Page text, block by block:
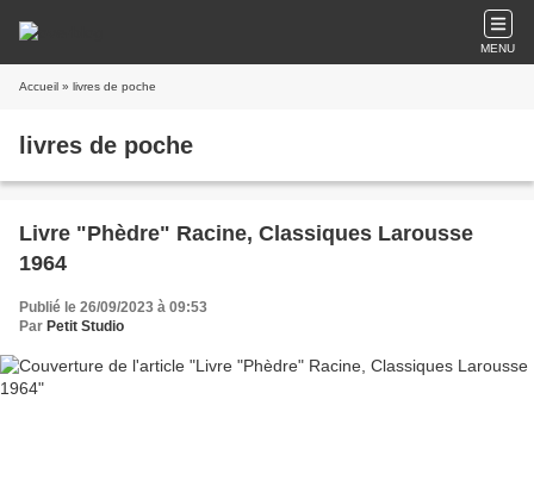
MENU
Accueil » livres de poche
livres de poche
Livre "Phèdre" Racine, Classiques Larousse
1964
Publié le 26/09/2023 à 09:53
Par Petit Studio